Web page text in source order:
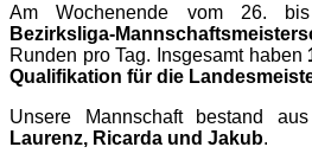
Am Wochenende vom 26.
Bezirksliga-
Runden pro Tag. Insgesamt haben
Qualifikation für die
Unsere Mannschaft bestand aus
Laurenz, Ricarda und Jakub.